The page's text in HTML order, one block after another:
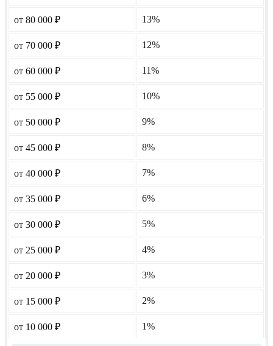
от 80 000 ₽ 13%
от 70 000 ₽ 12%
от 60 000 ₽ 11%
от 55 000 ₽ 10%
от 50 000 ₽ 9%
от 45 000 ₽ 8%
от 40 000 ₽ 7%
от 35 000 ₽ 6%
от 30 000 ₽ 5%
от 25 000 ₽ 4%
от 20 000 ₽ 3%
от 15 000 ₽ 2%
от 10 000 ₽ 1%